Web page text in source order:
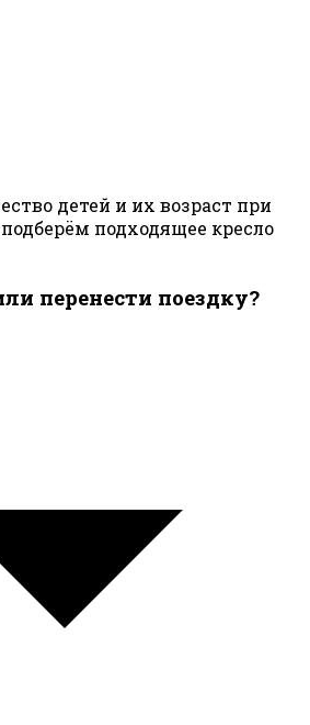
детей и их возраст при
подходящее кресло
перенести поездку?